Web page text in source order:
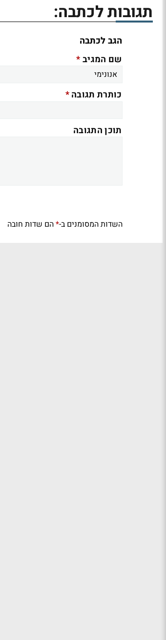
תגובות לכתבה:
הגב לכתבה
שם המגיב*
כותרת תגובה*
תוכן התגובה
השדות המסומנים ב-*הם שדות חובה